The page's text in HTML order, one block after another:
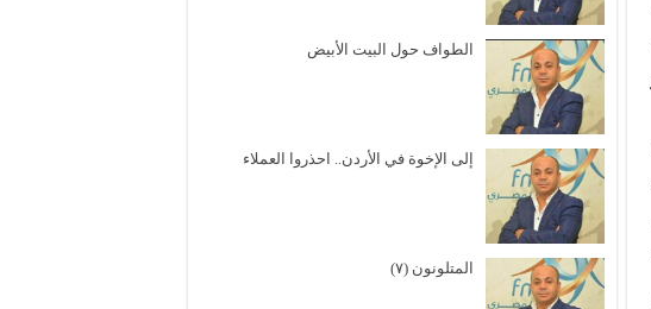
الطواف حول البيت الأبيض
إلى الإخوة في الأردن.. احذروا العملاء
المتلونون (٧)